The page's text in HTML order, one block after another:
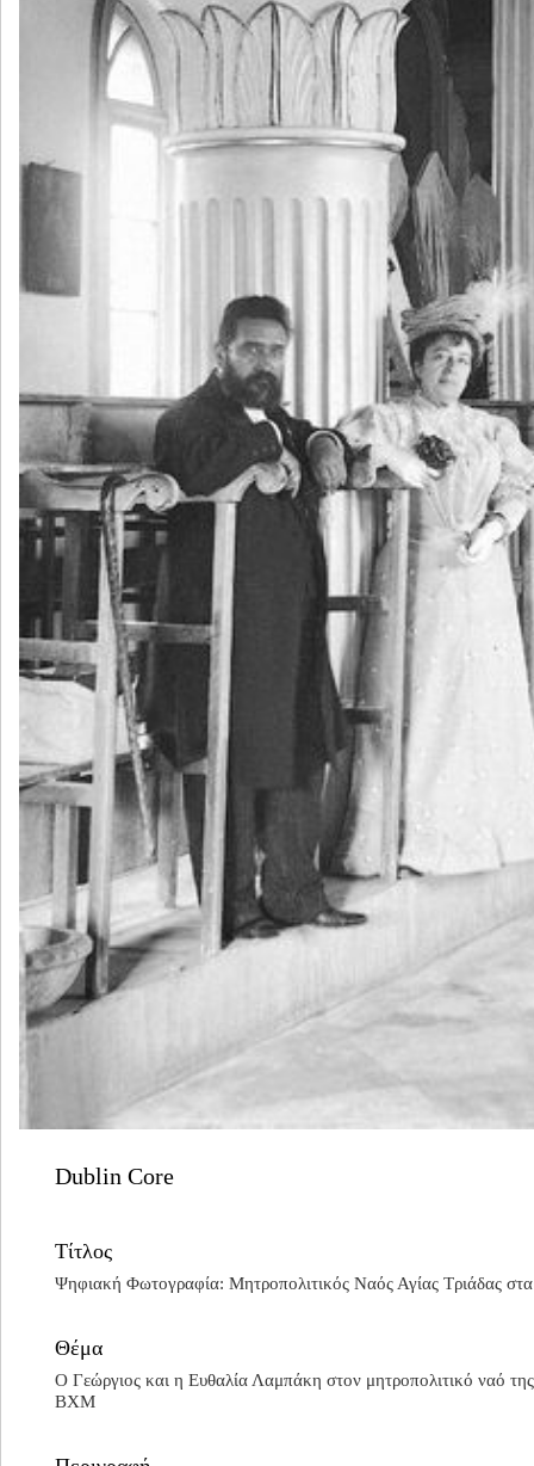
Dublin Core
Τίτλος
Ψηφιακή Φωτογραφία: Μητροπολιτικός Ναός Αγίας Τριάδας
Θέμα
O Γεώργιος και η Ευθαλία Λαμπάκη στον μητροπολιτικό ναό
ΒΧΜ